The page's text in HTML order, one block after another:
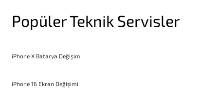
Popüler Teknik Servisler
iPhone X Batarya Değişimi
iPhone 16 Ekran Değişimi